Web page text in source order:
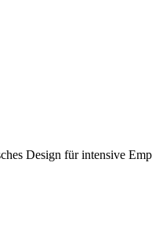
Design für intensive